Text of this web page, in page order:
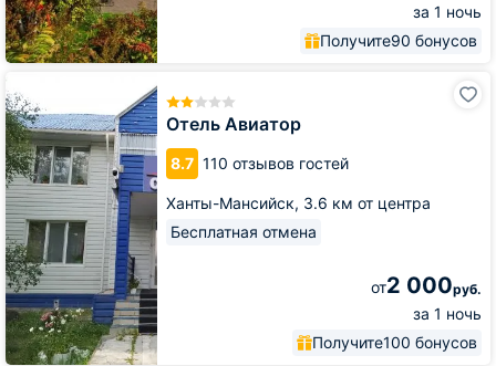
за 1 ночь
Получите90 бонусов
Отель Авиатор
8.7 110 отзывов гостей
Ханты-Мансийск, 3.6 км от центра
Бесплатная отмена
от2 000руб.
за 1 ночь
Получите100 бонусов
Авиатор